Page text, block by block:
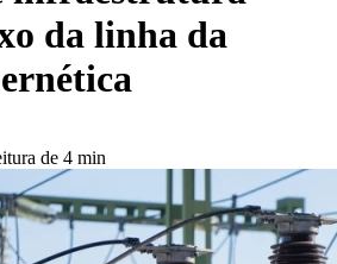
da linha da
de 4 min